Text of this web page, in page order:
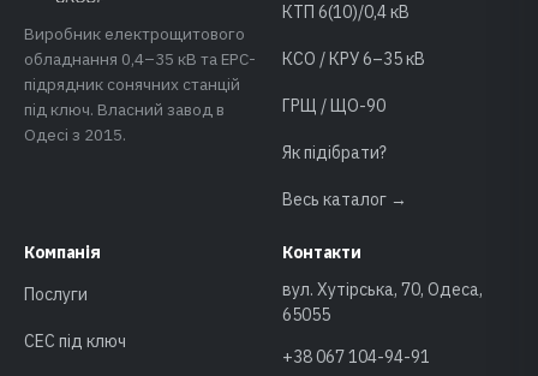
Виробник електрощитового
обладнання 0,4–35 кВ та EPC-
підрядник сонячних станцій
під ключ. Власний завод в
Одесі з 2015.
КТП 6(10)/0,4 кВ
КСО / КРУ 6–35 кВ
ГРЩ / ЩО-90
Як підібрати?
Весь каталог →
Компанія
Послуги
СЕС під ключ
Контакти
вул. Хутірська, 70, Одеса,
65055
+38 067 104-94-91